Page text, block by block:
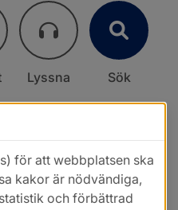
Lyssna Sök
för att webbplatsen ska
kakor är nödvändiga,
och förbättrad